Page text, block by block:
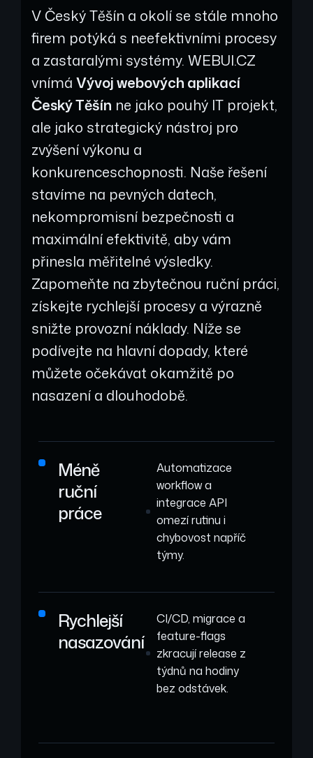
V Český Těšín a okolí se stále mnoho
firem potýká s neefektivními procesy
a zastaralými systémy. WEBUI.CZ
vnímá Vývoj webových aplikací
Český Těšín ne jako pouhý IT projekt,
ale jako strategický nástroj pro
zvýšení výkonu a
konkurenceschopnosti. Naše řešení
stavíme na pevných datech,
nekompromisní bezpečnosti a
maximální efektivitě, aby vám
přinesla měřitelné výsledky.
Zapomeňte na zbytečnou ruční práci,
získejte rychlejší procesy a výrazně
snižte provozní náklady. Níže se
podívejte na hlavní dopady, které
můžete očekávat okamžitě po
nasazení a dlouhodobě.
Méně
ruční
práce
Automatizace
workflow a
integrace API
omezí rutinu i
chybovost napříč
týmy.
Rychlejší
nasazování
CI/CD, migrace a
feature-flags
zkracují release z
týdnů na hodiny
bez odstávek.